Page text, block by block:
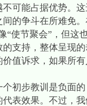
可能占据优势。
的争斗在所难免
“使节聚会”，但
支持，整体呈现
值诉求，如果所
步教训是负面的
表效果。不过，